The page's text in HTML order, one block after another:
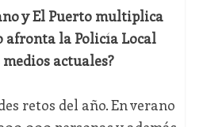
y El Puerto multiplica
afronta la Policía Local
actuales?
retos del año. En verano